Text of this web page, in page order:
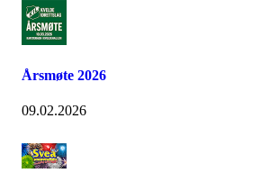
Årsmøte 2026
09.02.2026